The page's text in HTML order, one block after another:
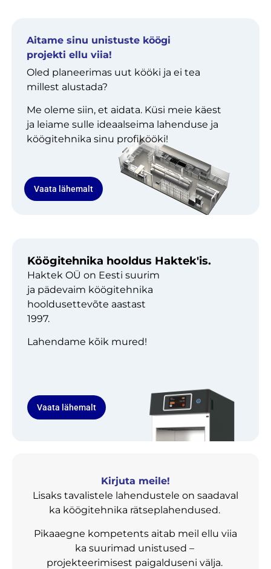
Aitame sinu unistuste köögi
projekti ellu viia!
Oled planeerimas uut kööki ja ei tea
millest alustada?
Me oleme siin, et aidata. Küsi meie käest
ja leiame sulle ideaalseima lahenduse ja
köögitehnika sinu profikööki!
Vaata lähemalt
Köögitehnika hooldus Haktek'is.
Haktek OÜ on Eesti suurim
ja pädevaim köögitehnika
hooldusettevõte aastast
1997.
Lahendame kõik mured!
Vaata lähemalt
Kirjuta meile!
Lisaks tavalistele lahendustele on saadaval
ka köögitehnika rätseplahendused.
Pikaaegne kompetents aitab meil ellu viia
ka suurimad unistused –
projekteerimisest paigalduseni välja.